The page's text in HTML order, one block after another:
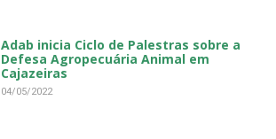
Adab inicia Ciclo de Palestras sobre a
Defesa Agropecuária Animal em
Cajazeiras
04/05/2022